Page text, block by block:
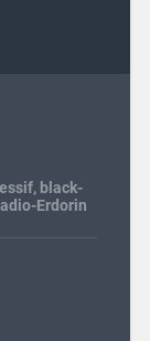
, black-
Erdorin